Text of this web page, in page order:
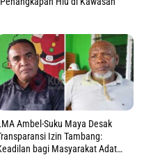
Ambel-Suku Maya Desak
Izin Tambang:
bagi Masyarakat Adat